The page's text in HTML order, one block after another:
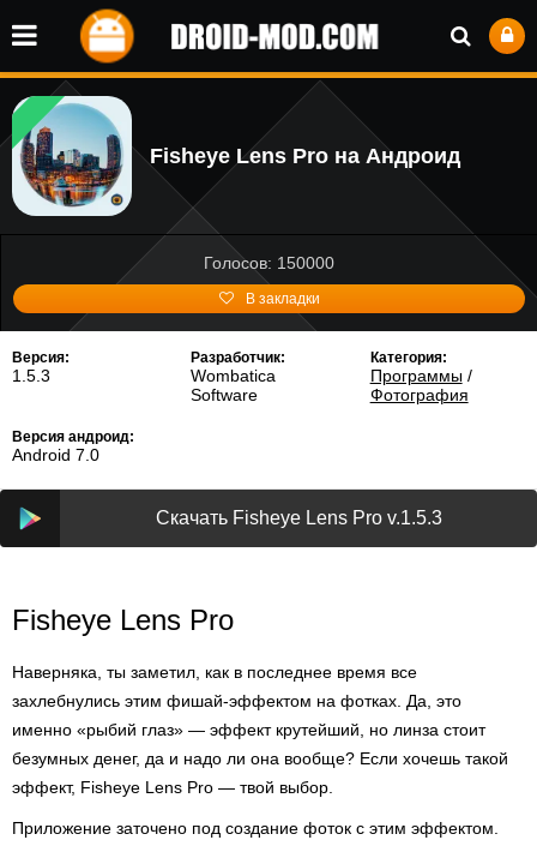
Fisheye Lens Pro на Андроид
Голосов: 150000
В закладки
Версия:
1.5.3
Разработчик:
Wombatica
Software
Категория:
Программы/
Фотография
Версия андроид:
Android 7.0
Скачать Fisheye Lens Pro v.1.5.3
Fisheye Lens Pro
Наверняка, ты заметил, как в последнее время все
захлебнулись этим фишай-эффектом на фотках. Да, это
именно «рыбий глаз» — эффект крутейший, но линза стоит
безумных денег, да и надо ли она вообще? Если хочешь такой
эффект, Fisheye Lens Pro — твой выбор.
Приложение заточено под создание фоток с этим эффектом.